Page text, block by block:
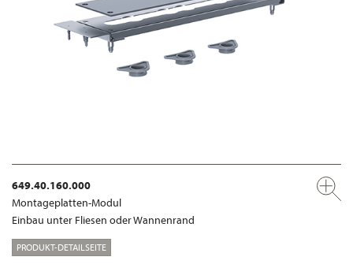
649.40.160.000
Montageplatten-Modul
Einbau unter Fliesen oder Wannenrand
PRODUKT-DETAILSEITE